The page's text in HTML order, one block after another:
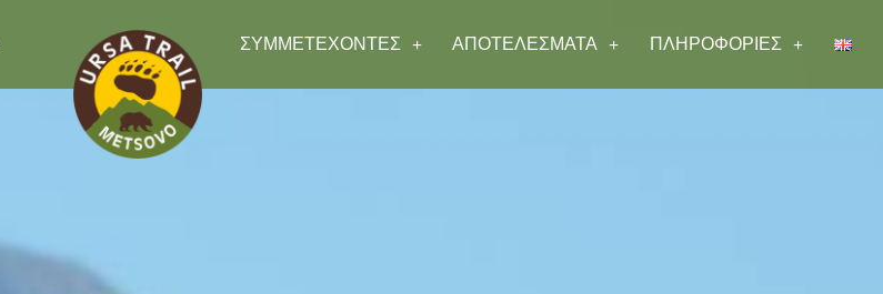
ΣΥΜΜΕΤΕΧΟΝΤΕΣ ΑΠΟΤΕΛΕΣΜΑΤΑ ΠΛΗΡΟΦΟΡΙΕΣ